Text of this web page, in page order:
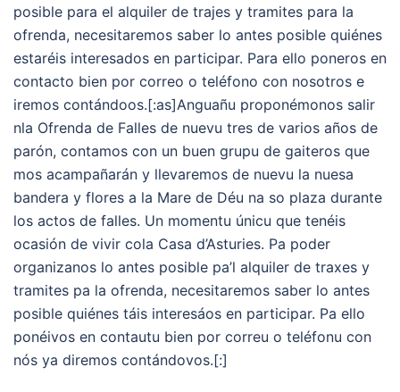
posible para el alquiler de trajes y tramites para la
ofrenda, necesitaremos saber lo antes posible quiénes
estaréis interesados en participar. Para ello poneros en
contacto bien por correo o teléfono con nosotros e
iremos contándoos.[:as]Anguañu proponémonos salir
nla Ofrenda de Falles de nuevu tres de varios años de
parón, contamos con un buen grupu de gaiteros que
mos acampañarán y llevaremos de nuevu la nuesa
bandera y flores a la Mare de Déu na so plaza durante
los actos de falles. Un momentu únicu que tenéis
ocasión de vivir cola Casa d’Asturies. Pa poder
organizanos lo antes posible pa’l alquiler de traxes y
tramites pa la ofrenda, necesitaremos saber lo antes
posible quiénes táis interesáos en participar. Pa ello
ponéivos en contautu bien por correu o teléfonu con
nós ya diremos contándovos.[:]